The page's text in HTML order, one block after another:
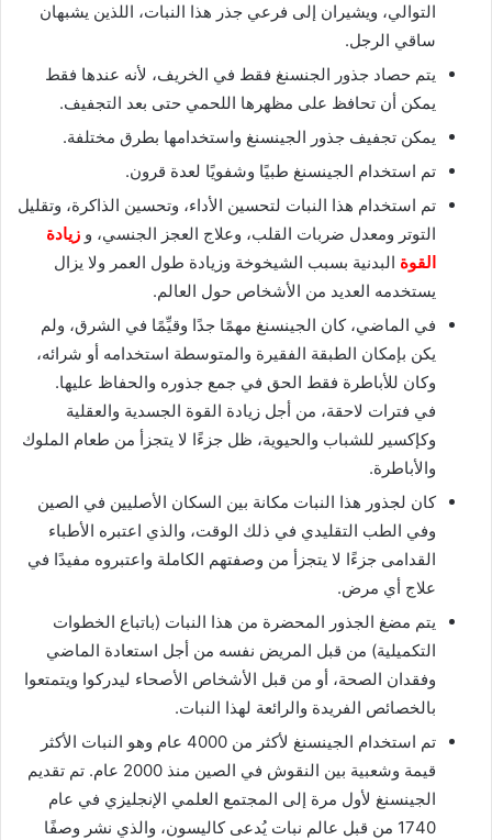
التوالي، ويشيران إلى فرعي جذر هذا النبات، اللذين يشبهان
ساقي الرجل.
يتم حصاد جذور الجنسنغ فقط في الخريف، لأنه عندها فقط
يمكن أن تحافظ على مظهرها اللحمي حتى بعد التجفيف.
يمكن تجفيف جذور الجينسنغ واستخدامها بطرق مختلفة.
تم استخدام الجينسنغ طبيًا وشفويًا لعدة قرون.
تم استخدام هذا النبات لتحسين الأداء، وتحسين الذاكرة، وتقليل
التوتر ومعدل ضربات القلب، وعلاج العجز الجنسي، و زيادة
القوة البدنية بسبب الشيخوخة وزيادة طول العمر ولا يزال
يستخدمه العديد من الأشخاص حول العالم.
في الماضي، كان الجينسنغ مهمًا جدًا وقيِّمًا في الشرق، ولم
يكن بإمكان الطبقة الفقيرة والمتوسطة استخدامه أو شرائه،
وكان للأباطرة فقط الحق في جمع جذوره والحفاظ عليها.
في فترات لاحقة، من أجل زيادة القوة الجسدية والعقلية
وكإكسير للشباب والحيوية، ظل جزءًا لا يتجزأ من طعام الملوك
والأباطرة.
كان لجذور هذا النبات مكانة بين السكان الأصليين في الصين
وفي الطب التقليدي في ذلك الوقت، والذي اعتبره الأطباء
القدامى جزءًا لا يتجزأ من وصفتهم الكاملة واعتبروه مفيدًا في
علاج أي مرض.
يتم مضغ الجذور المحضرة من هذا النبات (باتباع الخطوات
التكميلية) من قبل المريض نفسه من أجل استعادة الماضي
وفقدان الصحة، أو من قبل الأشخاص الأصحاء ليدركوا ويتمتعوا
بالخصائص الفريدة والرائعة لهذا النبات.
تم استخدام الجينسنغ لأكثر من 4000 عام وهو النبات الأكثر
قيمة وشعبية بين النقوش في الصين منذ 2000 عام. تم تقديم
الجينسنغ لأول مرة إلى المجتمع العلمي الإنجليزي في عام
1740 من قبل عالم نبات يُدعى كاليسون، والذي نشر وصفًا